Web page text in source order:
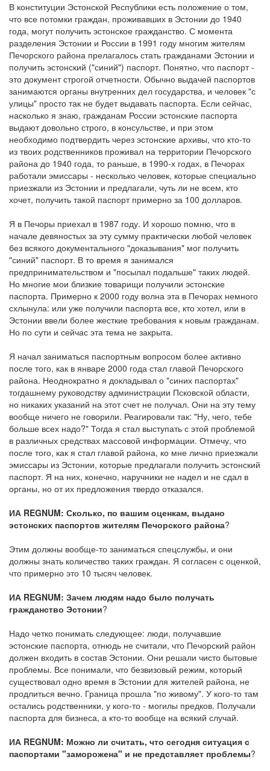
В конституции Эстонской Республики есть положение о том,
что все потомки граждан, проживавших в Эстонии до 1940
года, могут получить эстонское гражданство. С момента
разделения Эстонии и России в 1991 году многим жителям
Печорского района прелагалось стать гражданами Эстонии и
получить эстонский ("синий") паспорт. Понятно, что паспорт -
это документ строгой отчетности. Обычно выдачей паспортов
занимаются органы внутренних дел государства, и человек "с
улицы" просто так не будет выдавать паспорта. Если сейчас,
насколько я знаю, гражданам России эстонские паспорта
выдают довольно строго, в консульстве, и при этом
необходимо подтвердить через эстонские архивы, что кто-то
из твоих родственников проживал на территории Печорского
района до 1940 года, то раньше, в 1990-х годах, в Печорах
работали эмиссары - несколько человек, которые специально
приезжали из Эстонии и предлагали, чуть ли не всем, кто
хочет, получить такой паспорт примерно за 100 долларов.
Я в Печоры приехал в 1987 году. И хорошо помню, что в
начале девяностых за эту сумму практически любой человек
без всякого документального "доказывания" мог получить
"синий" паспорт. В то время я занимался
предпринимательством и "посылал подальше" таких людей.
Но многие мои близкие товарищи получили эстонские
паспорта. Примерно к 2000 году волна эта в Печорах немного
схлынула: или уже получили паспорта все, кто хотел, или в
Эстонии ввели более жесткие требования к новым гражданам.
Но по сути и сейчас эта тема не закрыта.
Я начал заниматься паспортным вопросом более активно
после того, как в январе 2000 года стал главой Печорского
района. Неоднократно я докладывал о "синих паспортах"
тогдашнему руководству администрации Псковской области,
но никаких указаний на этот счет не получал. Они на эту тему
вообще ничего не говорили. Реагировали так: "Ну, чего, тебе
больше всех надо?" Тогда я стал выступать с этой проблемой
в различных средствах массовой информации. Отмечу, что
после того, как я стал главой района, ко мне лично приезжали
эмиссары из Эстонии, которые предлагали получить эстонский
паспорт. Я на них, конечно, наручники не надел и не сдал в
органы, но от их предложения твердо отказался.
ИА REGNUM: Сколько, по вашим оценкам, выдано
эстонских паспортов жителям Печорского района?
Этим должны вообще-то заниматься спецслужбы, и они
должны знать количество таких граждан. Я согласен с оценкой,
что примерно это 10 тысяч человек.
ИА REGNUM: Зачем людям надо было получать
гражданство Эстонии?
Надо четко понимать следующее: люди, получавшие
эстонские паспорта, отнюдь не считали, что Печорский район
должен входить в состав Эстонии. Они решали чисто бытовые
проблемы. Все понимали, что безвизовый режим, который
существовал одно время в Эстонии для жителей района, не
продлиться вечно. Граница прошла "по живому". У кого-то там
остались родственники, у кого-то - могилы предков. Получали
паспорта для бизнеса, а кто-то вообще на всякий случай.
ИА REGNUM: Можно ли считать, что сегодня ситуация с
паспортами "заморожена" и не представляет проблемы?